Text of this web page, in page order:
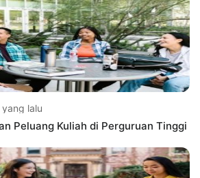
lalu
Peluang Kuliah di Perguruan Tinggi